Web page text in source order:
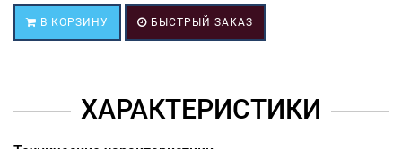
В КОРЗИНУ БЫСТРЫЙ ЗАКАЗ
ХАРАКТЕРИСТИКИ